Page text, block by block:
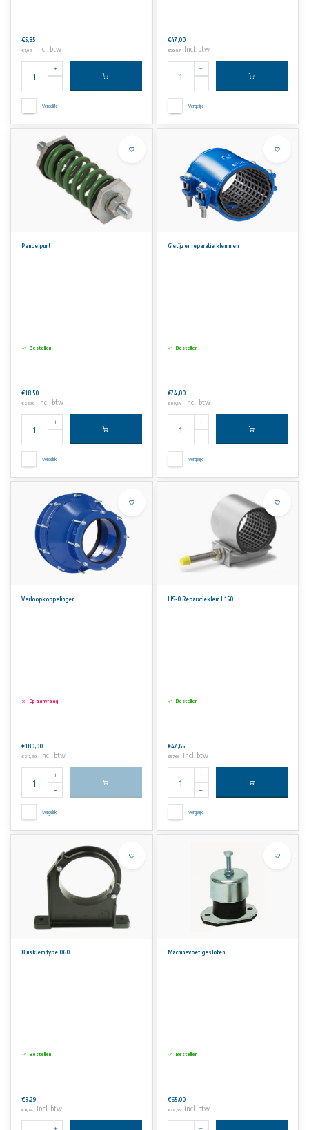
€5,85
€7,08 Incl. btw
Vergelijk
€47,00
€56,87 Incl. btw
Vergelijk
Pendelpunt
Bestellen
€18,50
€22,39 Incl. btw
Vergelijk
Gietijzer reparatie klemmen
Bestellen
€74,00
€89,54 Incl. btw
Vergelijk
Verloopkoppelingen
Op aanvraag
€180,00
€217,80 Incl. btw
Vergelijk
HS-0 Reparatieklem L150
Bestellen
€47,65
€57,66 Incl. btw
Vergelijk
Buisklem type 060
Bestellen
€9,29
€11,24 Incl. btw
Machinevoet gesloten
Bestellen
€65,00
€78,65 Incl. btw